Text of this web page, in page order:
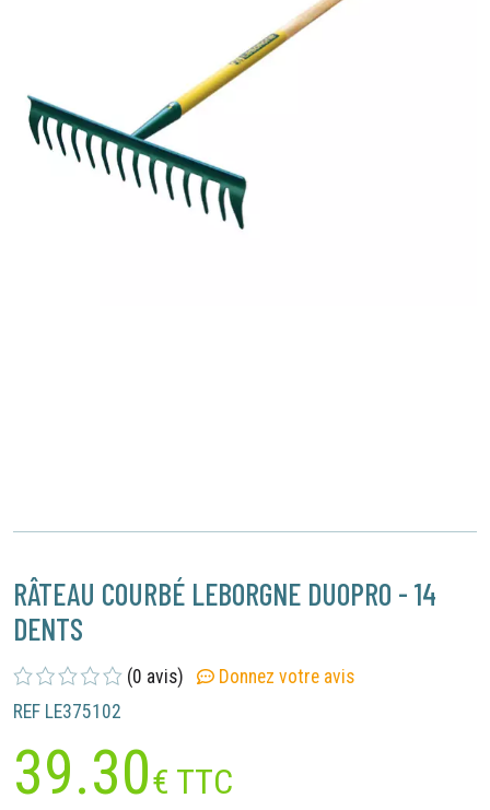
RÂTEAU COURBÉ LEBORGNE DUOPRO - 14
DENTS
(0 avis)
Donnez votre avis
REF LE375102
39.30€ TTC